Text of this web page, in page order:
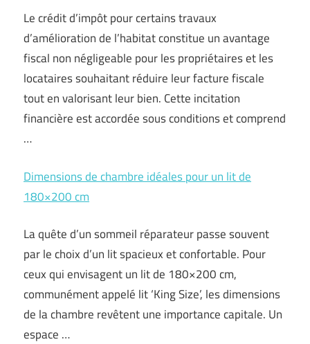
Le crédit d’impôt pour certains travaux
d’amélioration de l’habitat constitue un avantage
fiscal non négligeable pour les propriétaires et les
locataires souhaitant réduire leur facture fiscale
tout en valorisant leur bien. Cette incitation
financière est accordée sous conditions et comprend
…
Dimensions de chambre idéales pour un lit de
180×200 cm
La quête d’un sommeil réparateur passe souvent
par le choix d’un lit spacieux et confortable. Pour
ceux qui envisagent un lit de 180×200 cm,
communément appelé lit ‘King Size’, les dimensions
de la chambre revêtent une importance capitale. Un
espace …